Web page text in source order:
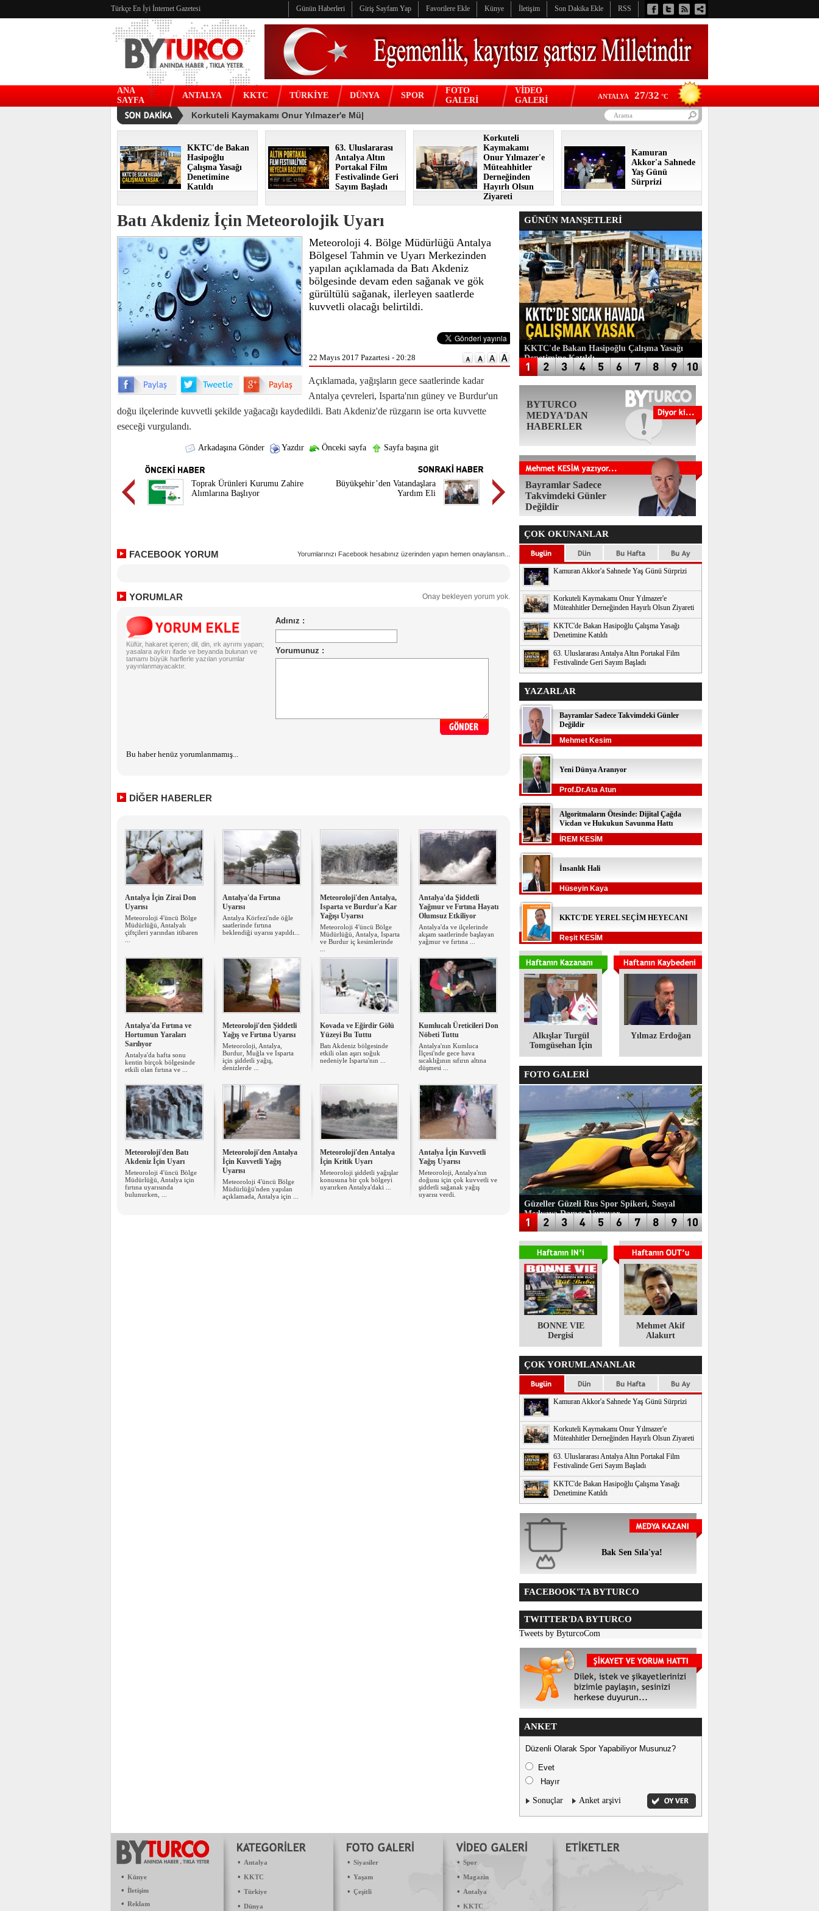
Türkçe En İyi İnternet Gazetesi Günün Haberleri Giriş Sayfam Yap Favorilere Ekle Künye İletişim Son Dakika Ekle RSS
ANA
SAYFA
ANTALYA KKTC TÜRKİYE DÜNYA SPOR
FOTO
GALERİ
VİDEO
GALERİ
ANTALYA 27/32 °C
KKTC'de Bakan
Hasipoğlu
Çalışma Yasağı
Denetimine
Katıldı
63. Uluslararası
Antalya Altın
Portakal Film
Festivalinde Geri
Sayım Başladı
Korkuteli
Kaymakamı
Onur Yılmazer'e
Müteahhitler
Derneğinden
Hayırlı Olsun
Ziyareti
Kamuran
Akkor'a Sahnede
Yaş Günü
Sürprizi
Batı Akdeniz İçin Meteorolojik Uyarı
Meteoroloji 4. Bölge Müdürlüğü Antalya
Bölgesel Tahmin ve Uyarı Merkezinden
yapılan açıklamada da Batı Akdeniz
bölgesinde devam eden sağanak ve gök
gürültülü sağanak, ilerleyen saatlerde
kuvvetli olacağı belirtildi.
22 Mayıs 2017 Pazartesi - 20:28
Açıklamada, yağışların gece saatlerinde kadar
Antalya çevreleri, Isparta'nın güney ve Burdur'un
doğu ilçelerinde kuvvetli şekilde yağacağı kaydedildi. Batı Akdeniz'de rüzgarın ise orta kuvvette
eseceği vurgulandı.
Arkadaşına Gönder Yazdır Önceki sayfa Sayfa başına git
Toprak Ürünleri Kurumu Zahire
Alımlarına Başlıyor
Büyükşehir’den Vatandaşlara
Yardım Eli
FACEBOOK YORUM Yorumlarınızı Facebook hesabınız üzerinden yapın hemen onaylansın...
YORUMLAR Onay bekleyen yorum yok.
Küfür, hakaret içeren; dil, din, ırk ayrımı yapan;
yasalara aykırı ifade ve beyanda bulunan ve
tamamı büyük harflerle yazılan yorumlar
yayınlanmayacaktır.
Bu haber henüz yorumlanmamış...
DİĞER HABERLER
Antalya İçin Zirai Don
Uyarısı
Meteoroloji 4'üncü Bölge
Müdürlüğü, Antalyalı
çiftçileri yarından itibaren
Antalya'da Fırtına
Uyarısı
Antalya Körfezi'nde öğle
saatlerinde fırtına
beklendiği uyarısı yapıldı...
Meteoroloji'den Antalya,
Isparta ve Burdur'a Kar
Yağışı Uyarısı
Meteoroloji 4'üncü Bölge
Müdürlüğü, Antalya, Isparta
ve Burdur iç kesimlerinde
Antalya'da Şiddetli
Yağmur ve Fırtına Hayatı
Olumsuz Etkiliyor
Antalya'da ve ilçelerinde
akşam saatlerinde başlayan
yağmur ve fırtına ...
Antalya'da Fırtına ve
Hortumun Yaraları
Sarılıyor
Antalya'da hafta sonu
kentin birçok bölgesinde
etkili olan fırtına ve ...
Meteoroloji'den Şiddetli
Yağış ve Fırtına Uyarısı
Meteoroloji, Antalya,
Burdur, Muğla ve Isparta
için şiddetli yağış,
denizlerde ...
Kovada ve Eğirdir Gölü
Yüzeyi Bu Tuttu
Batı Akdeniz bölgesinde
etkili olan aşırı soğuk
nedeniyle Isparta'nın ...
Kumlucalı Üreticileri Don
Nöbeti Tuttu
Antalya'nın Kumluca
İlçesi'nde gece hava
sıcaklığının sıfırın altına
düşmesi ...
Meteoroloji'den Batı
Akdeniz İçin Uyarı
Meteoroloji 4'üncü Bölge
Müdürlüğü, Antalya için
fırtına uyarısında
bulunurken, ...
Meteoroloji'den Antalya
İçin Kuvvetli Yağış
Uyarısı
Meteoroloji 4'üncü Bölge
Müdürlüğü'nden yapılan
açıklamada, Antalya için ...
Meteoroloji'den Antalya
İçin Kritik Uyarı
Meteoroloji şiddetli yağışlar
konusuna bir çok bölgeyi
uyarırken Antalya'daki ...
Antalya İçin Kuvvetli
Yağış Uyarısı
Meteoroloji, Antalya'nın
doğusu için çok kuvvetli ve
şiddetli sağanak yağış
uyarısı verdi.
GÜNÜN MANŞETLERİ
KKTC'de Bakan Hasipoğlu Çalışma Yasağı
Denetimine Katıldı
BYTURCO
MEDYA'DAN
HABERLER
Bayramlar Sadece
Takvimdeki Günler
Değildir
ÇOK OKUNANLAR
Kamuran Akkor'a Sahnede Yaş Günü Sürprizi
Korkuteli Kaymakamı Onur Yılmazer'e
Müteahhitler Derneğinden Hayırlı Olsun Ziyareti
KKTC'de Bakan Hasipoğlu Çalışma Yasağı
Denetimine Katıldı
63. Uluslararası Antalya Altın Portakal Film
Festivalinde Geri Sayım Başladı
YAZARLAR
Bayramlar Sadece Takvimdeki Günler
Değildir
Mehmet Kesim
Yeni Dünya Aranıyor
Prof.Dr.Ata Atun
Algoritmaların Ötesinde: Dijital Çağda
Vicdan ve Hukukun Savunma Hattı
İREM KESİM
İnsanlık Hali
Hüseyin Kaya
KKTC'DE YEREL SEÇİM HEYECANI
Reşit KESİM
Alkışlar Turgül
Tomgüsehan İçin
Yılmaz Erdoğan
FOTO GALERİ
Güzeller Güzeli Rus Spor Spikeri, Sosyal
Medyaya Damga Vuruyor
BONNE VIE
Dergisi
​Mehmet Akif
Alakurt
ÇOK YORUMLANANLAR
Kamuran Akkor'a Sahnede Yaş Günü Sürprizi
Korkuteli Kaymakamı Onur Yılmazer'e
Müteahhitler Derneğinden Hayırlı Olsun Ziyareti
63. Uluslararası Antalya Altın Portakal Film
Festivalinde Geri Sayım Başladı
KKTC'de Bakan Hasipoğlu Çalışma Yasağı
Denetimine Katıldı
Bak Sen Sıla'ya!
FACEBOOK'TA BYTURCO
TWITTER'DA BYTURCO
Tweets by ByturcoCom
ANKET
Düzenli Olarak Spor Yapabiliyor Musunuz?
Evet
Hayır
Sonuçlar Anket arşivi
• Künye
• İletişim
• Reklam
• Antalya
• KKTC
• Türkiye
• Dünya
• Siyasiler
• Yaşam
• Çeşitli
• Spor
• Magazin
• Antalya
• KKTC